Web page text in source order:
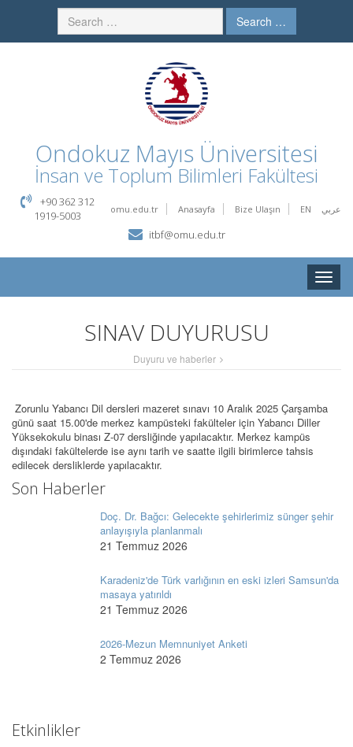
Search …
Ondokuz Mayıs Üniversitesi
İnsan ve Toplum Bilimleri Fakültesi
omu.edu.tr Anasayfa Bize Ulaşın EN عربي
+90 362 312
1919-5003
itbf@omu.edu.tr
Toggle
SINAV DUYURUSU
Duyuru ve haberler
Zorunlu Yabancı Dil dersleri mazeret sınavı 10 Aralık 2025 Çarşamba
günü saat 15.00'de merkez kampüsteki fakülteler için Yabancı Diller
Yüksekokulu binası Z-07 dersliğinde yapılacaktır. Merkez kampüs
dışındaki fakültelerde ise aynı tarih ve saatte ilgili birimlerce tahsis
edilecek dersliklerde yapılacaktır.
Son Haberler
Doç. Dr. Bağcı: Gelecekte şehirlerimiz sünger şehir
anlayışıyla planlanmalı
21 Temmuz 2026
Karadeniz'de Türk varlığının en eski izleri Samsun'da
masaya yatırıldı
21 Temmuz 2026
2026-Mezun Memnuniyet Anketi
2 Temmuz 2026
Etkinlikler